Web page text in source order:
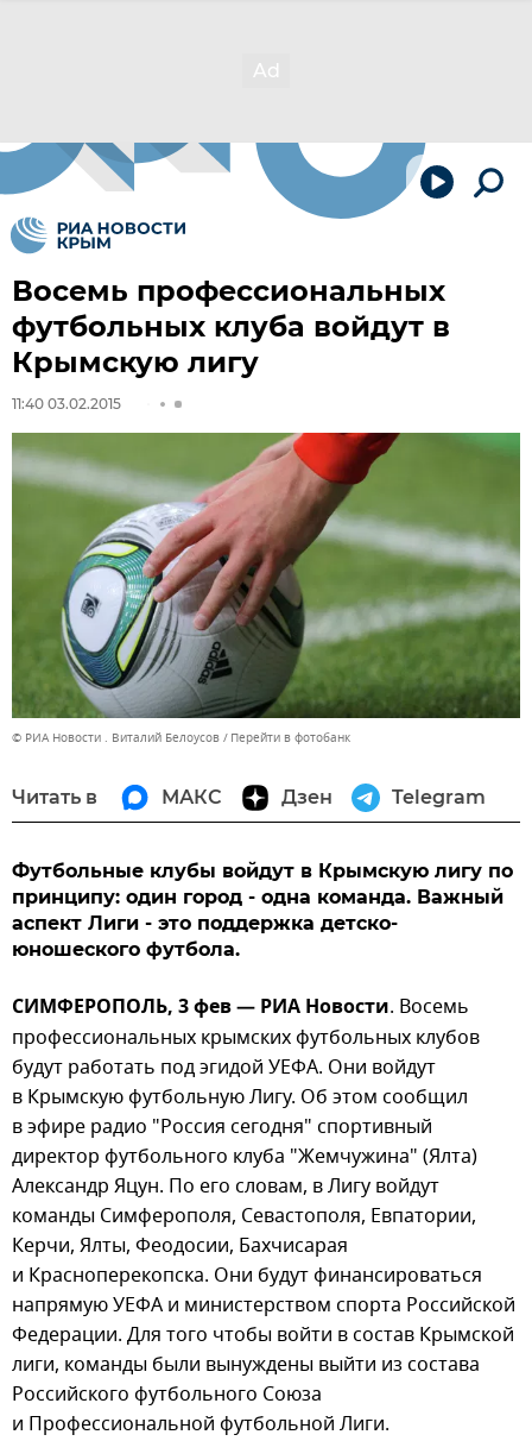
Восемь профессиональных
футбольных клуба войдут в
Крымскую лигу
11:40 03.02.2015
© РИА Новости . Виталий Белоусов Перейти в фотобанк
Читать в МАКС Дзен Telegram
Футбольные клубы войдут в Крымскую лигу по
принципу: один город - одна команда. Важный
аспект Лиги - это поддержка детско-
юношеского футбола.
СИМФЕРОПОЛЬ, 3 фев — РИА Новости. Восемь
профессиональных крымских футбольных клубов
будут работать под эгидой УЕФА. Они войдут
в Крымскую футбольную Лигу. Об этом сообщил
в эфире радио "Россия сегодня" спортивный
директор футбольного клуба "Жемчужина" (Ялта)
Александр Яцун. По его словам, в Лигу войдут
команды Симферополя, Севастополя, Евпатории,
Керчи, Ялты, Феодосии, Бахчисарая
и Красноперекопска. Они будут финансироваться
напрямую УЕФА и министерством спорта Российской
Федерации. Для того чтобы войти в состав Крымской
лиги, команды были вынуждены выйти из состава
Российского футбольного Союза
и Профессиональной футбольной Лиги.